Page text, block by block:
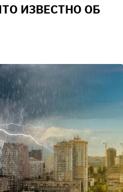
ИЗВЕСТНО ОБ